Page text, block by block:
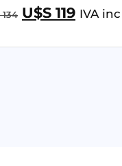
Valorado
con
134 U$S 119 IVA inc